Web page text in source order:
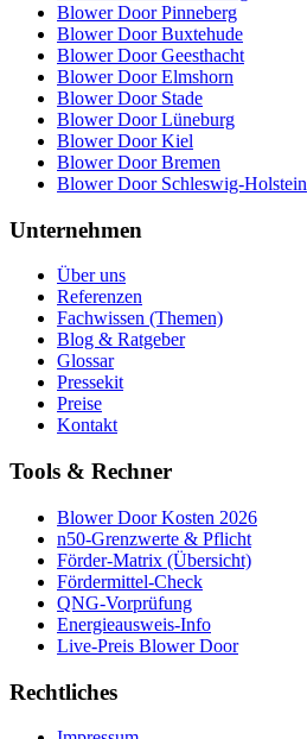
Blower Door Pinneberg
Blower Door Buxtehude
Blower Door Geesthacht
Blower Door Elmshorn
Blower Door Stade
Blower Door Lüneburg
Blower Door Kiel
Blower Door Bremen
Blower Door Schleswig-Holstein
Unternehmen
Über uns
Referenzen
Fachwissen (Themen)
Blog & Ratgeber
Glossar
Pressekit
Preise
Kontakt
Tools & Rechner
Blower Door Kosten 2026
n50-Grenzwerte & Pflicht
Förder-Matrix (Übersicht)
Fördermittel-Check
QNG-Vorprüfung
Energieausweis-Info
Live-Preis Blower Door
Rechtliches